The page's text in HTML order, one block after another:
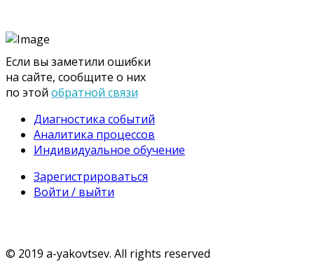
Если вы заметили ошибки
на сайте, сообщите о них
по этой обратной связи
Диагностика событий
Аналитика процессов
Индивидуальное обучение
Зарегистрироваться
Войти / выйти
© 2019 a-yakovtsev. All rights reserved